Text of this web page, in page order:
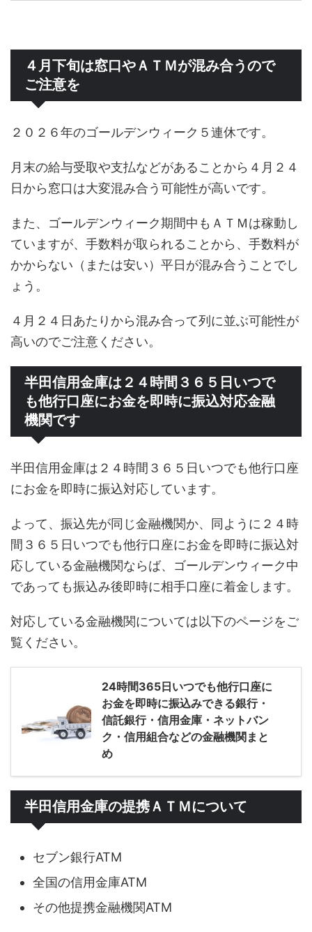
４月下旬は窓口やＡＴＭが混み合うので
ご注意を
２０２６年のゴールデンウィーク５連休です。
月末の給与受取や支払などがあることから４月２４
日から窓口は大変混み合う可能性が高いです。
また、ゴールデンウィーク期間中もＡＴＭは稼動し
ていますが、手数料が取られることから、手数料が
かからない（または安い）平日が混み合うことでし
ょう。
４月２４日あたりから混み合って列に並ぶ可能性が
高いのでご注意ください。
半田信用金庫は２４時間３６５日いつで
も他行口座にお金を即時に振込対応金融
機関です
半田信用金庫は２４時間３６５日いつでも他行口座
にお金を即時に振込対応しています。
よって、振込先が同じ金融機関か、同ように２４時
間３６５日いつでも他行口座にお金を即時に振込対
応している金融機関ならば、ゴールデンウィーク中
であっても振込み後即時に相手口座に着金します。
対応している金融機関については以下のページをご
覧ください。
24時間365日いつでも他行口座に
お金を即時に振込みできる銀行・
信託銀行・信用金庫・ネットバン
ク・信用組合などの金融機関まと
め
半田信用金庫の提携ＡＴＭについて
セブン銀行ATM
全国の信用金庫ATM
その他提携金融機関ATM